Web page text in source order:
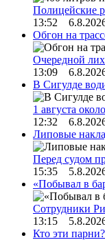
Полицейские
13:52
Обгон на
Очередной
13:09
В Сигулде
1 августа
12:32
Липовые
Перед судом
15:35
«Побывал в
Сотрудники
13:15
Кто эти